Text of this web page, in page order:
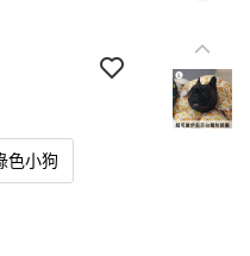
色小狗